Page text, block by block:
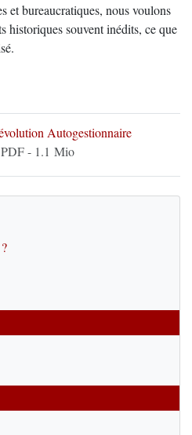
et bureaucratiques, nous voulons
historiques souvent inédits, ce que
Autogestionnaire
PDF- 1.1 Mio